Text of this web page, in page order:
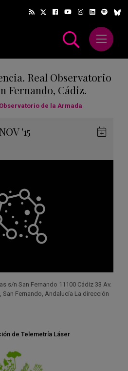
Abrir
Real Observatorio
Fernando, Cádiz.
de la Armada
'15
s/n San Fernando 11100 Cádiz 33 Av.
San Fernando, Andalucía La dirección
de Telemetría Láser